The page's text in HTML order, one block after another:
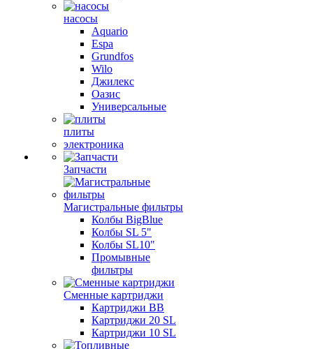
насосы
Aquario
Espa
Grundfos
Wilo
Джилекс
Оазис
Универсальные
плиты
электроника
Запчасти
Магистральные фильтры
Колбы BigBlue
Колбы SL 5"
Колбы SL10"
Промывные
фильтры
Сменные картриджи
Картриджи BB
Картриджи 20 SL
Картриджи 10 SL